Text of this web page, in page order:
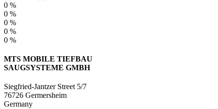
0 %
0 %
0 %
0 %
0 %
MTS MOBILE TIEFBAU
SAUGSYSTEME GMBH
Siegfried-Jantzer Street 5/7
76726 Germersheim
Germany